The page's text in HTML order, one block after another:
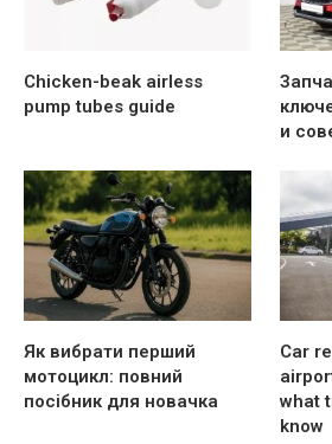
Chicken-beak airless
pump tubes guide
и
Як вибрати перший
мотоцикл: повний
посібник для новачка
Car
what
know